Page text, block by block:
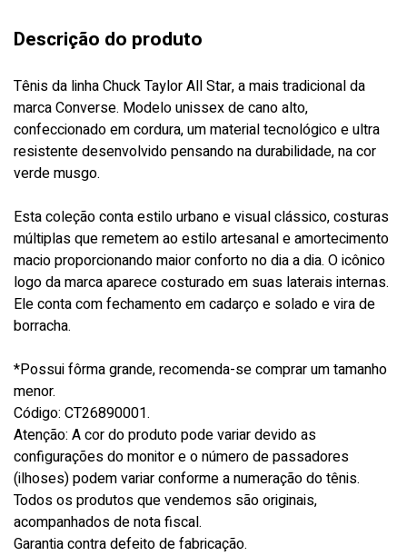
Descrição do produto
Tênis da linha Chuck Taylor All Star, a mais tradicional da
marca Converse. Modelo unissex de cano alto,
confeccionado em cordura, um material tecnológico e ultra
resistente desenvolvido pensando na durabilidade, na cor
verde musgo.
Esta coleção conta estilo urbano e visual clássico, costuras
múltiplas que remetem ao estilo artesanal e amortecimento
macio proporcionando maior conforto no dia a dia. O icônico
logo da marca aparece costurado em suas laterais internas.
Ele conta com fechamento em cadarço e solado e vira de
borracha.
*Possui fôrma grande, recomenda-se comprar um tamanho
menor.
Código: CT26890001.
Atenção: A cor do produto pode variar devido as
configurações do monitor e o número de passadores
(ilhoses) podem variar conforme a numeração do tênis.
Todos os produtos que vendemos são originais,
acompanhados de nota fiscal.
Garantia contra defeito de fabricação.